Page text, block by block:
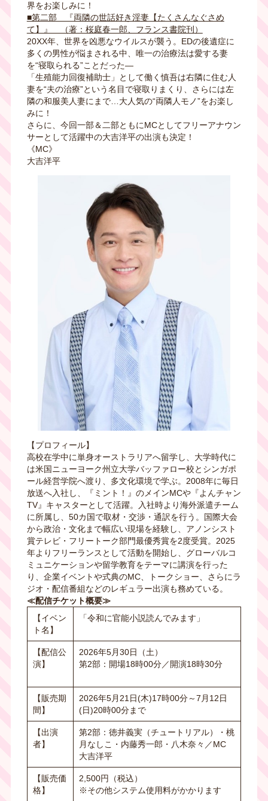
界をお楽しみに！
■第二部 『両隣の世話好き淫妻【たくさんなぐさめ
て】』 （著：桜庭春一郎、フランス書院刊）
20XX年、世界を凶悪なウイルスが襲う。 EDの後遺症に
多くの男性が悩まされる中、唯一の治療法は愛する妻
を“寝取られる”ことだった―
「生殖能力回復補助士」として働く慎吾は右隣に住む人
妻を“夫の治療”という名目で寝取りまくり、さらには左
隣の和服美人妻にまで…大人気の“両隣人モノ”をお楽し
みに！
さらに、今回一部＆二部ともにMCとしてフリーアナウン
サーとして活躍中の大吉洋平の出演も決定！
《MC》
大吉洋平
【プロフィール】
高校在学中に単身オーストラリアへ留学し、大学時代に
は米国ニューヨーク州立大学バッファロー校とシンガポ
ール経営学院へ渡り、多文化環境で学ぶ。 2008年に毎日
放送へ入社し、『ミント！』のメインMCや『よんチャン
TV』キャスターとして活躍。入社時より海外派遣チーム
に所属し、 50カ国で取材・交渉・通訳を行う。国際大会
から政治・文化まで幅広い現場を経験し、アノンシスト
賞テレビ・フリートーク部門最優秀賞を2度受賞。 2025
年よりフリーランスとして活動を開始し、グローバルコ
ミュニケーションや留学教育をテーマに講演を行った
り、企業イベントや式典のMC、トークショー、さらにラ
ジオ・配信番組などのレギュラー出演も務めている。
≪配信チケット概要≫
【イベン
ト名】
「令和に官能小説読んでみます」
【配信公
演】
2026年5月30日（土）
第2部：開場18時00分／開演18時30分
【販売期
間】
2026年5月 21 日(木)17時00分～7 月 12日
(日)20時00分まで
【出演
者】
第2部：徳井義実（チュートリアル）・桃
月なしこ・内藤秀一郎・八木奈々／MC
大吉洋平
【販売価
格】
2,500円（税込）
※その他システム使用料がかかります